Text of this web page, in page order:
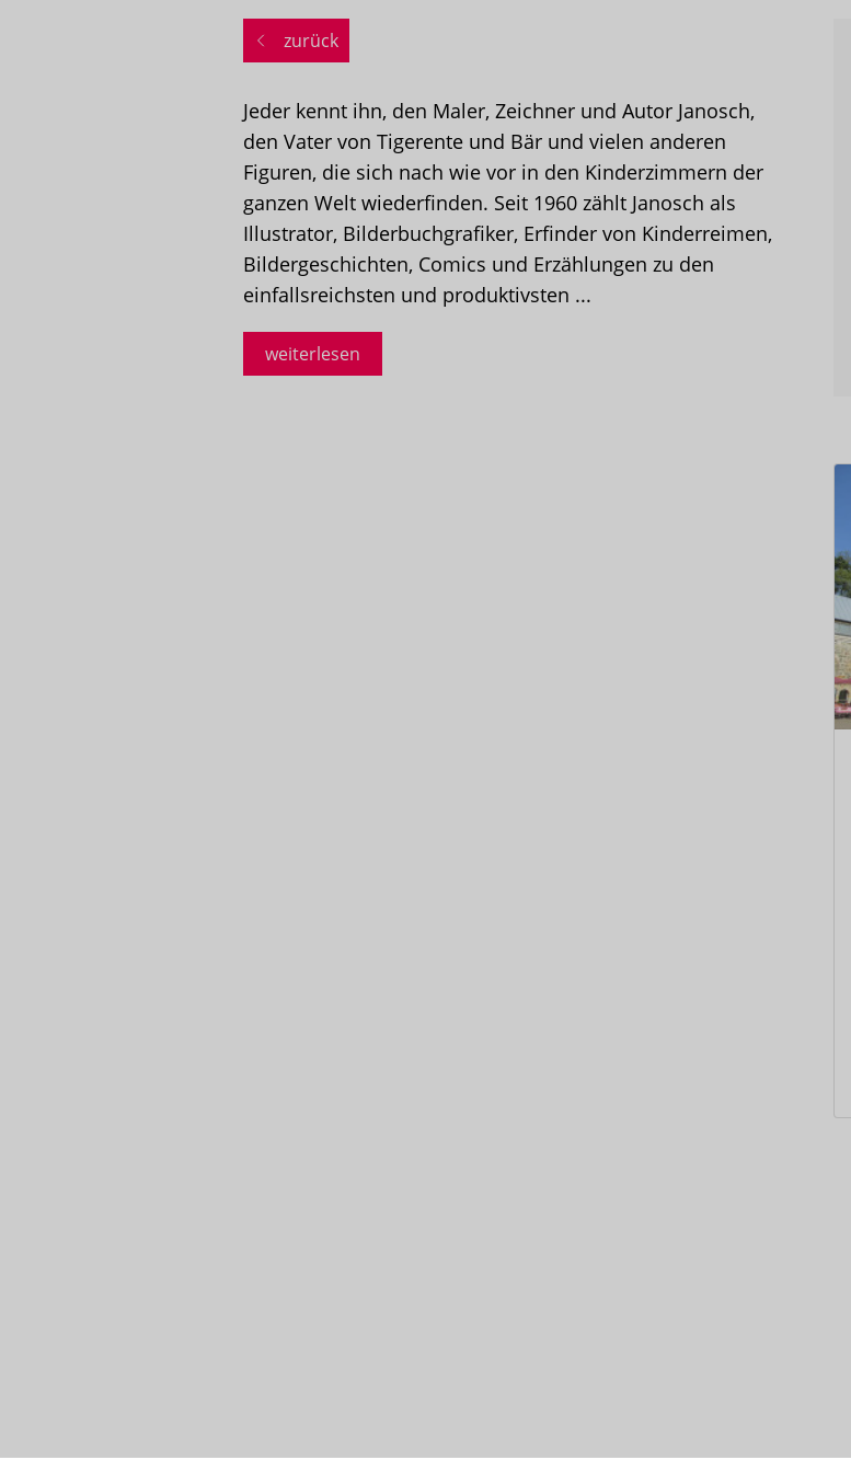
zurück
Jeder kennt ihn, den Maler, Zeichner und Autor Janosch,
den Vater von Tigerente und Bär und vielen anderen
Figuren, die sich nach wie vor in den Kinderzimmern der
ganzen Welt wiederfinden. Seit 1960 zählt Janosch als
Illustrator, Bilderbuchgrafiker, Erfinder von Kinderreimen,
Bildergeschichten, Comics und Erzählungen zu den
einfallsreichsten und produktivsten ...
weiterlesen